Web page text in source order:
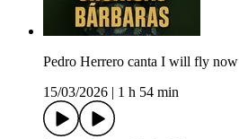
Pedro Herrero canta I will fly now
15/03/2026
1 h 54 min